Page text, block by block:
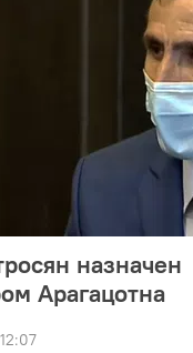
назначен
Арагацотна